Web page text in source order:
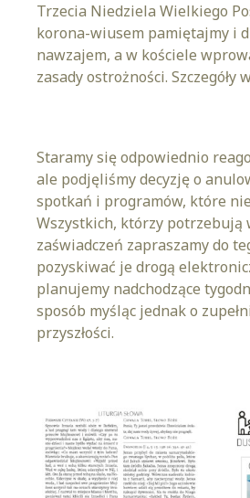
Trzecia Niedziela Wielkiego
korona-wiusem pamiętajmy i
nawzajem, a w kościele
zasady ostrożności. Szczegóły
Staramy się odpowiednio
ale podjęliśmy decyzję o
spotkań i programów, które
Wszystkich, którzy potrzebują
zaświadczeń zapraszamy do
pozyskiwać je drogą
planujemy nadchodzące
sposób myśląc jednak o
przyszłości.